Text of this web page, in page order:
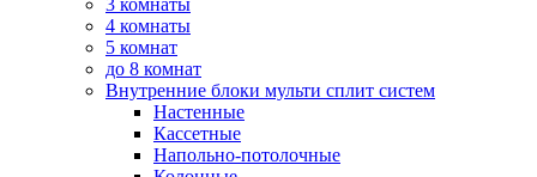
3 комнаты
4 комнаты
5 комнат
до 8 комнат
Внутренние блоки мульти сплит систем
Настенные
Кассетные
Напольно-потолочные